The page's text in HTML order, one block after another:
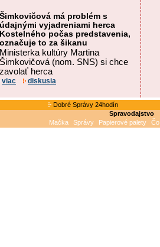
Šimkovičová má problém s
údajnými vyjadreniami herca
Kostelného počas predstavenia,
označuje to za šikanu
Ministerka kultúry Martina
Šimkovičová (nom. SNS) si chce
zavolať herca
viac diskusia
Dobré Správy 24hodín
Spravodajstvo
Mačka
Správy Papierové palety